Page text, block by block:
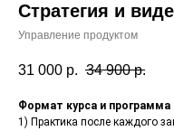
Стратегия и
Управление продуктом
31 000 р. 34 900 р.
Формат курса и
1) Практика после каждого